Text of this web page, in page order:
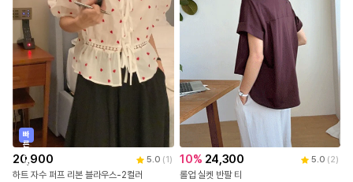
빠
른
출
발
20,900 5.0 (1 )
하트 자수 퍼프 리본 블라우스-2컬러
10% 24,300 5.0 (2)
롤업 실켓 반팔 티